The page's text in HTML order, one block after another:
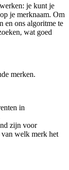
je kunt je
je merknaam. Om
en ons algoritme te
wat goed
merken.
in
zijn voor
welk merk het